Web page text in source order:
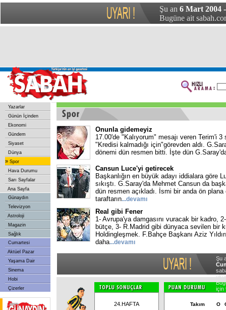
Şu an 6 Mart 2004
Bugüne ait
Yazarlar
Günün İçinden
Ekonomi
Gündem
Siyaset
Dünya
» Spor
Hava Durumu
Sarı Sayfalar
Ana Sayfa
Günaydın
Televizyon
Astroloji
Magazin
Sağlık
Cumartesi
Aktüel Pazar
Yaşama Dair
Sinema
Hobi
Çizerler
Onunla gidemeyiz
17.00'de "Kalıyorum" mesajı veren Terim'i
"Kredisi kalmadığı için"görevden aldı.
dönemi dün resmen bitti. İşte dün
Cansun Luce'yi getirecek
Başkanlığın en büyük adayı iddialara göre
sıkıştı. G.Saray'da Mehmet Cansun da
dün resmen açıkladı. İsmi bir anda ön plana
taraftarın...devamı
Real gibi Fener
1- Avrupa'ya damgasını vuracak bir kadro,
bütçe, 3- R.Madrid gibi dünyaca sevilen bir
Holdingleşmek. F.Bahçe Başkanı Aziz
daha...devamı
Şu
için
24.HAFTA
Takım O